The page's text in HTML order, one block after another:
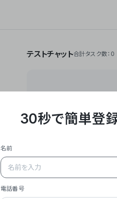
テストチャット合計タスク数：0
**Yoom株式会社
API・RPA・
作業やデスクワ
- **主力プロダ
メール対応、
- **実績**: 国
30秒で簡単登録
名前
電話番号